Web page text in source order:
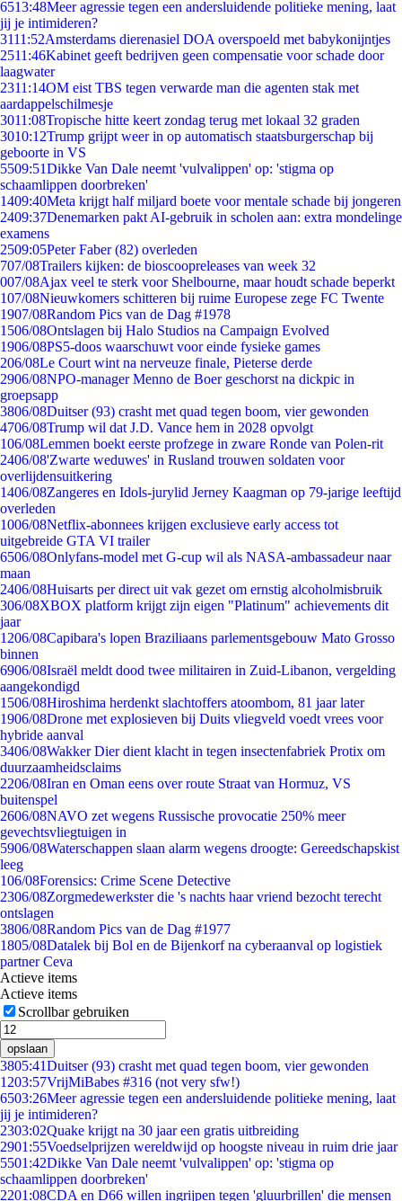
6513:48Meer agressie tegen een andersluidende politieke mening, laat
jij je intimideren?
3111:52Amsterdams dierenasiel DOA overspoeld met babykonijntjes
2511:46Kabinet geeft bedrijven geen compensatie voor schade door
laagwater
2311:14OM eist TBS tegen verwarde man die agenten stak met
aardappelschilmesje
3011:08Tropische hitte keert zondag terug met lokaal 32 graden
3010:12Trump grijpt weer in op automatisch staatsburgerschap bij
geboorte in VS
5509:51Dikke Van Dale neemt 'vulvalippen' op: 'stigma op
schaamlippen doorbreken'
1409:40Meta krijgt half miljard boete voor mentale schade bij jongeren
2409:37Denemarken pakt AI-gebruik in scholen aan: extra mondelinge
examens
2509:05Peter Faber (82) overleden
707/08Trailers kijken: de bioscoopreleases van week 32
007/08Ajax veel te sterk voor Shelbourne, maar houdt schade beperkt
107/08Nieuwkomers schitteren bij ruime Europese zege FC Twente
1907/08Random Pics van de Dag #1978
1506/08Ontslagen bij Halo Studios na Campaign Evolved
1906/08PS5-doos waarschuwt voor einde fysieke games
206/08Le Court wint na nerveuze finale, Pieterse derde
2906/08NPO-manager Menno de Boer geschorst na dickpic in
groepsapp
3806/08Duitser (93) crasht met quad tegen boom, vier gewonden
4706/08Trump wil dat J.D. Vance hem in 2028 opvolgt
106/08Lemmen boekt eerste profzege in zware Ronde van Polen-rit
2406/08'Zwarte weduwes' in Rusland trouwen soldaten voor
overlijdensuitkering
1406/08Zangeres en Idols-jurylid Jerney Kaagman op 79-jarige leeftijd
overleden
1006/08Netflix-abonnees krijgen exclusieve early access tot
uitgebreide GTA VI trailer
6506/08Onlyfans-model met G-cup wil als NASA-ambassadeur naar
maan
2406/08Huisarts per direct uit vak gezet om ernstig alcoholmisbruik
306/08XBOX platform krijgt zijn eigen "Platinum" achievements dit
jaar
1206/08Capibara's lopen Braziliaans parlementsgebouw Mato Grosso
binnen
6906/08Israël meldt dood twee militairen in Zuid-Libanon, vergelding
aangekondigd
1506/08Hiroshima herdenkt slachtoffers atoombom, 81 jaar later
1906/08Drone met explosieven bij Duits vliegveld voedt vrees voor
hybride aanval
3406/08Wakker Dier dient klacht in tegen insectenfabriek Protix om
duurzaamheidsclaims
2206/08Iran en Oman eens over route Straat van Hormuz, VS
buitenspel
2606/08NAVO zet wegens Russische provocatie 250% meer
gevechtsvliegtuigen in
5906/08Waterschappen slaan alarm wegens droogte: Gereedschapskist
leeg
106/08Forensics: Crime Scene Detective
2306/08Zorgmedewerkster die 's nachts haar vriend bezocht terecht
ontslagen
3806/08Random Pics van de Dag #1977
1805/08Datalek bij Bol en de Bijenkorf na cyberaanval op logistiek
partner Ceva
Actieve items
Actieve items
Scrollbar gebruiken
opslaan
3805:41Duitser (93) crasht met quad tegen boom, vier gewonden
1203:57VrijMiBabes #316 (not very sfw!)
6503:26Meer agressie tegen een andersluidende politieke mening, laat
jij je intimideren?
2303:02Quake krijgt na 30 jaar een gratis uitbreiding
2901:55Voedselprijzen wereldwijd op hoogste niveau in ruim drie jaar
5501:42Dikke Van Dale neemt 'vulvalippen' op: 'stigma op
schaamlippen doorbreken'
2201:08CDA en D66 willen ingrijpen tegen 'gluurbrillen' die mensen